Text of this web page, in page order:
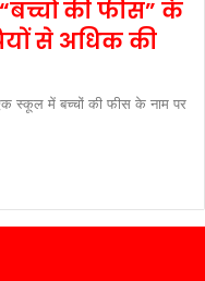
की फीस” के
से अधिक की
स्कूल में बच्चों की फीस के नाम पर